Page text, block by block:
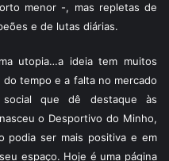
menor -, mas repletas de
e de lutas diárias.
utopia…a ideia tem muitos
tempo e a falta no mercado
que dê destaque às
o Desportivo do Minho,
podia ser mais positiva e em
espaço. Hoje é uma página